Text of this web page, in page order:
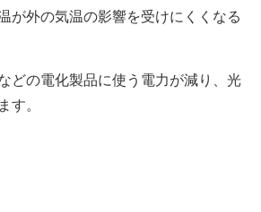
が外の気温の影響を受けにくくなる
どの電化製品に使う電力が減り、光
す。